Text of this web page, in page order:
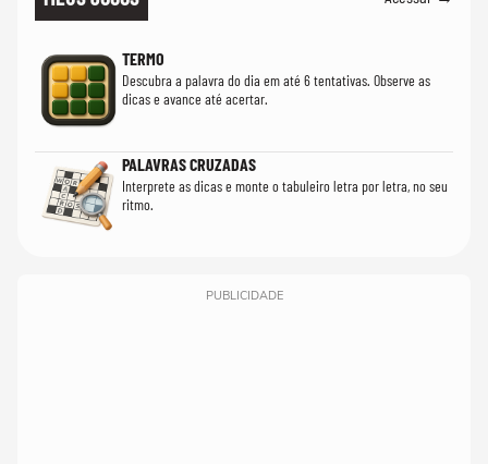
TERMO
Descubra a palavra do dia em até 6 tentativas. Observe as
dicas e avance até acertar.
PALAVRAS CRUZADAS
Interprete as dicas e monte o tabuleiro letra por letra, no seu
ritmo.
PUBLICIDADE